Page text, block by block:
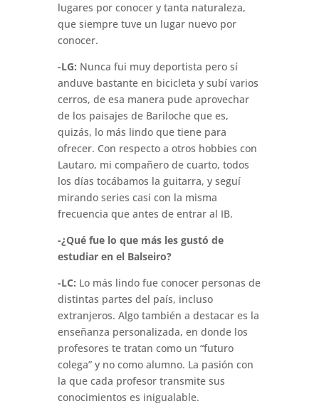
lugares por conocer y tanta naturaleza,
que siempre tuve un lugar nuevo por
conocer.
-LG: Nunca fui muy deportista pero sí
anduve bastante en bicicleta y subí varios
cerros, de esa manera pude aprovechar
de los paisajes de Bariloche que es,
quizás, lo más lindo que tiene para
ofrecer. Con respecto a otros hobbies con
Lautaro, mi compañero de cuarto, todos
los días tocábamos la guitarra, y seguí
mirando series casi con la misma
frecuencia que antes de entrar al IB.
-¿Qué fue lo que más les gustó de
estudiar en el Balseiro?
-LC: Lo más lindo fue conocer personas de
distintas partes del país, incluso
extranjeros. Algo también a destacar es la
enseñanza personalizada, en donde los
profesores te tratan como un “futuro
colega” y no como alumno. La pasión con
la que cada profesor transmite sus
conocimientos es inigualable.